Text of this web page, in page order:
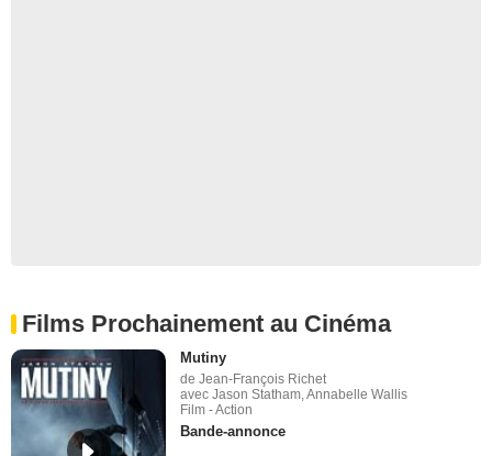
Films Prochainement au Cinéma
Mutiny
de Jean-François Richet
avec Jason Statham, Annabelle Wallis
Film - Action
Bande-annonce